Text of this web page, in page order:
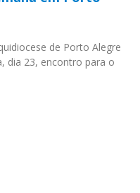
de Porto Alegre
dia 23, encontro para o